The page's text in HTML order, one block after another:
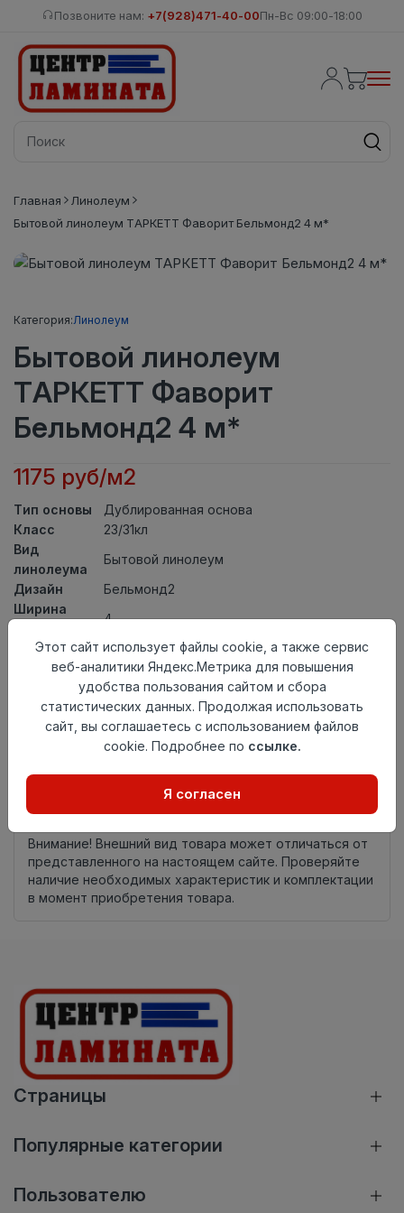
Позвоните нам: +7(928)471-40-00Пн-Вс 09:00-18:00
Главная
Линолеум
Бытовой линолеум ТАРКЕТТ Фаворит Бельмонд2 4 м*
Категория:Линолеум
Бытовой линолеум
ТАРКЕТТ Фаворит
Бельмонд2 4 м*
1175 руб/м2
Тип основы
Дублированная основа
Класс
23/31кл
Вид
линолеума
Бытовой линолеум
Дизайн
Бельмонд2
Ширина
4
Общая
толщина
защитного
слоя
0,30мм
АктуальностьСнят с производства
Россия
Внимание! Внешний вид товара может отличаться от
представленного на настоящем сайте. Проверяйте
наличие необходимых характеристик и комплектации
в момент приобретения товара.
Страницы
Популярные категории
Пользователю
Этот сайт использует файлы cookie, а также сервис
веб-аналитики Яндекс.Метрика для повышения
удобства пользования сайтом и сбора
статистических данных. Продолжая использовать
сайт, вы соглашаетесь с использованием файлов
cookie. Подробнее по ссылке.
Я согласен